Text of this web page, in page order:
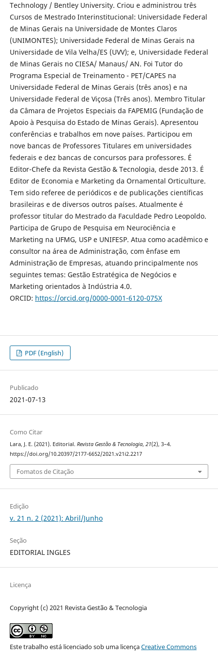
Technology / Bentley University. Criou e administrou três
Cursos de Mestrado Interinstitucional: Universidade Federal
de Minas Gerais na Universidade de Montes Claros
(UNIMONTES); Universidade Federal de Minas Gerais na
Universidade de Vila Velha/ES (UVV); e, Universidade Federal
de Minas Gerais no CIESA/ Manaus/ AN. Foi Tutor do
Programa Especial de Treinamento - PET/CAPES na
Universidade Federal de Minas Gerais (três anos) e na
Universidade Federal de Viçosa (Três anos). Membro Titular
da Câmara de Projetos Especiais da FAPEMIG (Fundação de
Apoio à Pesquisa do Estado de Minas Gerais). Apresentou
conferências e trabalhos em nove países. Participou em
nove bancas de Professores Titulares em universidades
federais e dez bancas de concursos para professores. É
Editor-Chefe da Revista Gestão & Tecnologia, desde 2013. É
Editor de Economia e Marketing da Ornamental Orticulture.
Tem sido referee de periódicos e de publicações científicas
brasileiras e de diversos outros países. Atualmente é
professor titular do Mestrado da Faculdade Pedro Leopoldo.
Participa de Grupo de Pesquisa em Neurociência e
Marketing na UFMG, USP e UNIFESP. Atua como acadêmico e
consultor na área de Administração, com ênfase em
Administração de Empresas, atuando principalmente nos
seguintes temas: Gestão Estratégica de Negócios e
Marketing orientados à Indústria 4.0.
ORCID: https://orcid.org/0000-0001-6120-075X
PDF (English)
Publicado
2021-07-13
Como Citar
Lara, J. E. (2021). Editorial. Revista Gestão & Tecnologia, 21(2), 3–4.
https://doi.org/10.20397/2177-6652/2021.v21i2.2217
Fomatos de Citação
Edição
v. 21 n. 2 (2021): Abril/Junho
Seção
EDITORIAL INGLES
Licença
Copyright (c) 2021 Revista Gestão & Tecnologia
Este trabalho está licenciado sob uma licençaCreative Commons